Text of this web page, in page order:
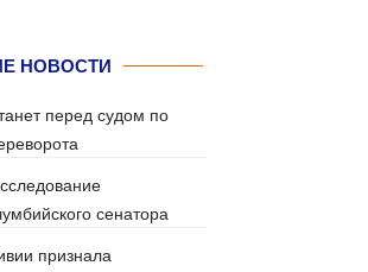
НОВОСТИ
перед судом по
сенатора
признала